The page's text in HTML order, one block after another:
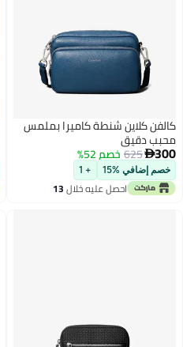
كالفن كلاين شنطة كاميرا بملمس
محبب دقيق
300
625خصم 52%
خصم إضافي %15 + 1
احصل عليه خلال13
اغسطس